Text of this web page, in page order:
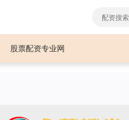
股票配资专业网